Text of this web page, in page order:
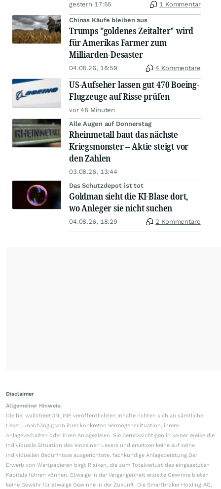
gestern 17:55 1 Kommentar
Chinas Käufe bleiben aus
Trumps "goldenes Zeitalter" wird
für Amerikas Farmer zum
Milliarden-Desaster
04.08.26, 18:59 4 Kommentare
US-Aufseher lassen gut 470 Boeing-
Flugzeuge auf Risse prüfen
vor 48 Minuten
Alle Augen auf Donnerstag
Rheinmetall baut das nächste
Kriegsmonster – Aktie steigt vor
den Zahlen
03.08.26, 13:44
Das Schutzdepot ist tot
Goldman sieht die KI-Blase dort,
wo Anleger sie nicht suchen
04.08.26, 18:29 2 Kommentare
Disclaimer
Allgemeiner Hinweis:
Die bei wallstreetONLINE veröffentlichten Inhalte richten sich an sämtliche
Leser, unabhängig von ihrer konkreten Vermögenssituation, ihrem
Anlageverhalten oder ihren Anlagezielen. Sie berücksichtigen in keiner Weise die
individuelle Situation des einzelnen Lesers und ersetzen keine auf seine
individuellen Bedürfnisse ausgerichtete, fachkundige Anlageberatung.Der
Erwerb von Wertpapieren birgt Risiken, die zum Totalverlust des eingesetzten
Kapitals führen können. Etwaige in der Vergangenheit erzielte Gewinne bieten
keine Gewähr für etwaige Gewinne in der Zukunft. Die Smartbroker Holding AG,